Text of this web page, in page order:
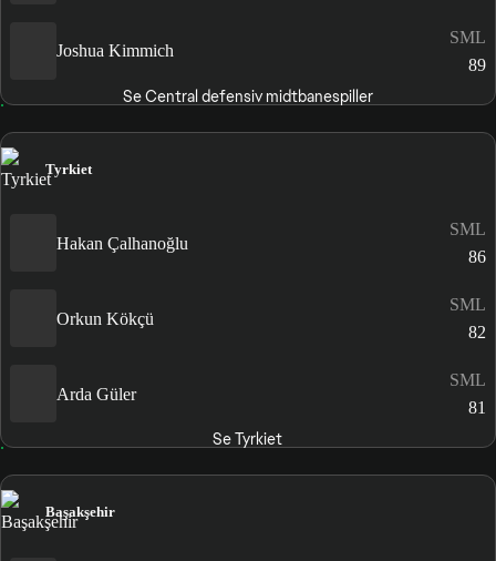
Joshua Kimmich
SML
89
Se Central defensiv midtbanespiller
Tyrkiet
Hakan Çalhanoğlu
SML
86
Orkun Kökçü
SML
82
Arda Güler
SML
81
Se Tyrkiet
Başakşehir